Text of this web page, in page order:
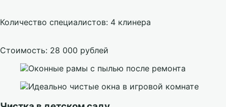
Количество специалистов: 4 клинера
Стоимость: 28 000 рублей